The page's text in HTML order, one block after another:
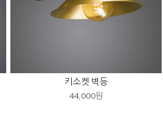
키소켓 벽등
44,000원